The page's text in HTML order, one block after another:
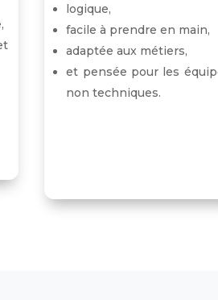
logique,
facile à prendre en main,
adaptée aux métiers,
et pensée pour les
non techniques.